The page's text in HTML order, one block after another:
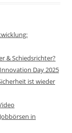
& Schiedsrichter?
Day 2025
ist wieder
in